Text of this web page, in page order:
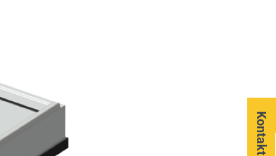
Kontakt